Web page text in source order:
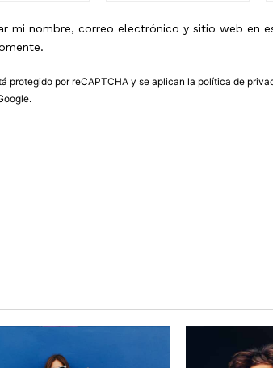
mi nombre, correo electrónico y sitio web en
protegido por reCAPTCHA y se aplican la política de